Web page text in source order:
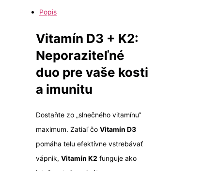
Popis
Vitamín D3 + K2:
Neporaziteľné
duo pre vaše kosti
a imunitu
Dostaňte zo „slnečného vitamínu“
maximum. Zatiaľ čo Vitamín D3
pomáha telu efektívne vstrebávať
vápnik, Vitamín K2 funguje ako